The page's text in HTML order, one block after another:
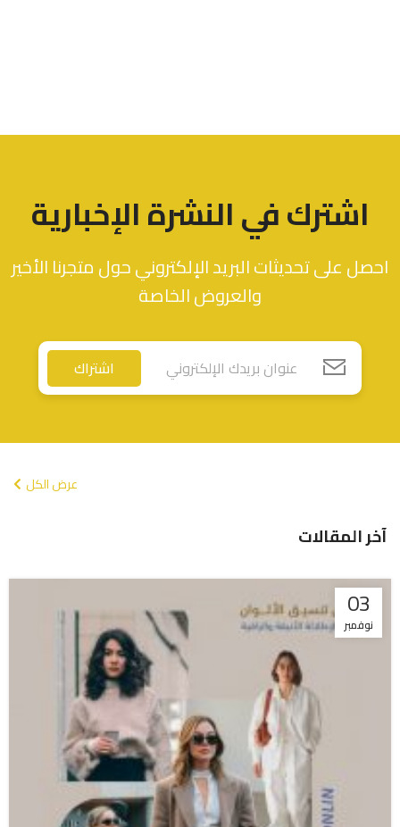
اشترك في النشرة الإخبارية
احصل على تحديثات البريد الإلكتروني حول متجرنا الأخير
والعروض الخاصة
اشتراك
عرض الكل
آخر المقالات
03
نوفمبر